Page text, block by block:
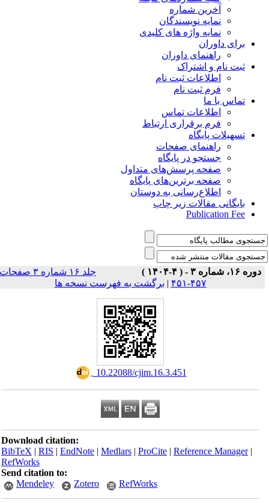
آخرین شماره
نمایه نویسندگان
نمایه واژه های کلیدی
برای داوران
راهنمای داوران
ثبت نام و اشتراک
اطلاعات ثبت نام
فرم ثبت نام
تماس با ما
اطلاعات تماس
فرم برقراری ارتباط
تسهیلات پایگاه
راهنمای صفحات
جستجو در پایگاه
صفحه پرسش‌های متداول
صفحه برترین‌های پایگاه
اطلاع‌رسانی به دوستان
بایگانی مقالات زیر چاپ
Publication Fee
دوره ۱۶، شماره ۳ - ( ۴-۱۴۰۴ )
جلد ۱۶ شماره ۳ صفحات
۴۵۷-۴۵۱
|برگشت به فهرست نسخه ها
‎ 10.22088/cjim.16.3.451
Download citation:
BibTeX|RIS|EndNote|Medlars|ProCite|Reference Manager
RefWorks
Send citation to:
Mendeley
Zotero RefWorks